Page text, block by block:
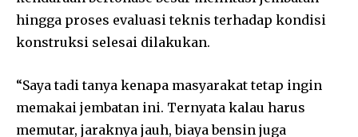
hingga proses evaluasi teknis terhadap kondisi
konstruksi selesai dilakukan.
“Saya tadi tanya kenapa masyarakat tetap ingin
memakai jembatan ini. Ternyata kalau harus
memutar, jaraknya jauh, biaya bensin juga